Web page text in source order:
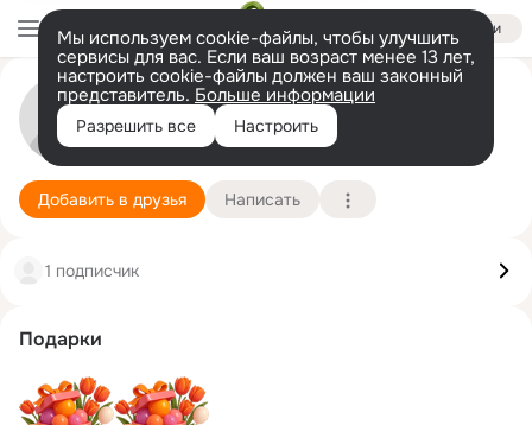
Войти
Мы используем cookie-файлы, чтобы улучшить
сервисы для вас. Если ваш возраст менее 13 лет,
настроить cookie-файлы должен ваш законный
представитель. Больше информации
Разрешить все Настроить
Ольга Водяницкая
Луганск 16 июня (63 года)
Добавить в друзья Написать
1 подписчик
Подарки